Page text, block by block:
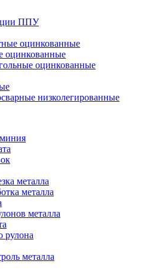
ППУ
оцинкованные
оцинкованные
оцинкованные
низколегированные
металла
металла
металла
рулона
металла